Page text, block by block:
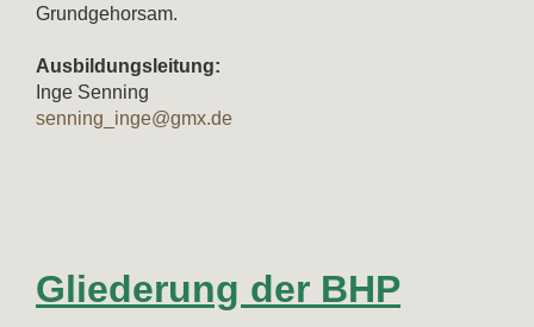
Grundgehorsam.
Ausbildungsleitung:
Inge Senning
senning_inge@gmx.de
Gliederung der BHP